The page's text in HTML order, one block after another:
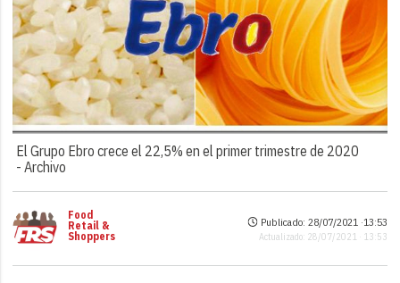
El Grupo Ebro crece el 22,5% en el primer trimestre de 2020
-Archivo
Food
Retail &
Shoppers
Publicado: 28/07/2021 ·13:53
Actualizado: 28/07/2021 · 13:53